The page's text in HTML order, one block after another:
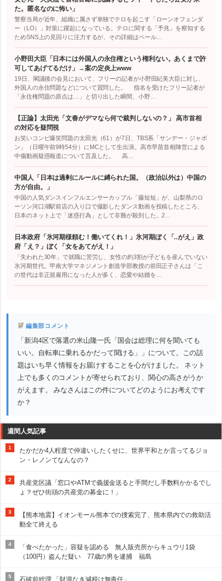
た。匿名なのに怖い」
警察当局が近年、組織に属さず単独でテロを起こす「ローンオフェンダ
ー（LO）」対策に躍起になっている。テロに関する「予兆」を察知する
ためSNS上の見回りに注力するが、その詳細はベール…
小野田大臣「日本には外国人の永住権という権利ない。あくまで許
可してあげてるだけ」→案の定炎上www
19日、閣議後の会見において、フリーの記者が小野田紀美大臣に対し、
外国人の永住問題などについて質問した。 指名を受けたフリー記者が
「永住権問題の原点は…」と切り出した瞬間、小野…
【正論】太田光「文春がデマなら何で裁判しないの？」 高市首相
の対応を疑問視
お笑いコンビ爆笑問題の太田光（61）が7日、TBS系「サンデー・ジャポ
ン」（日曜午前9時54分）にMCとして生出演。高市早苗首相陣営による
中傷動画疑惑報道について言及した。 高…
中国人「日本は過剰にルールに縛られた国。（政治以外は）中国の
方が自由。」
中国の人気ダンスインフルエンサーカップル「藤短短」が、山梨県のロ
ーソン河口湖駅前店の入り口で撮影したダンス動画を投稿したところ、
日本のネット上で「迷惑行為」として非難が殺到した。2…
日本政府「氷河期様頼む！働いてくれ！」氷河期ぼく「..がえ」政
府「え？」ぼく「女をあてがえ！」
「失われた30年」で就職に苦労し、女性の約3割が子どもを産んでいない
氷河期世代。甲南大学マネジメント創造学部教授の前田正子さんは「こ
の世代は非正規雇用になった人が多く、恋愛や結婚を…
編集部コメント
「新潟4区で落選の米山隆一氏「国会は総理に何を聞いても
いい。自転車に乗れるかだって聞ける」」について。この話
題はいち早く情報をお届けすることを心がけました。 ネット
上でも多くのコメントが寄せられており、関心の高さがうか
がえます。 みなさんはこの件についてどのようにお考えです
か？
週間人気記事
1
たかだか4人程度で仲違いしたくせに、世界平和とか言ってるジョ
ン・レノンてなんなの？
2
共産党区議「窓口やATMで義援金送ると手間だし手数料かかるでし
ょ？ぜひ街頭の共産党の募金に！」
3
【熊本地震】イオンモール熊本での捜索完了、熊本県内での救助活
動全て終える
4
「食べたかった」容疑を認める 無人販売所からキュウリ1袋
（100円）盗んだ疑い 77歳の男を逮捕 福島
5 石破前総理 「財源なき減税は無責任」